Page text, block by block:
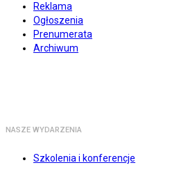
Reklama
Ogłoszenia
Prenumerata
Archiwum
NASZE WYDARZENIA
Szkolenia i konferencje